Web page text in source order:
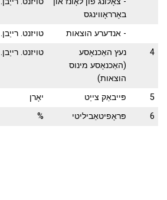
באָרראָווינגס
- אנדערע הוצאות
טויזנט. רייַבן.
4
נעץ האַכנאָסע
(האַכנאָסע מינוס
הוצאות)
טויזנט. רייַבן.
5 פּייבאַק צייַט
יאָרן
6
פּראָפיטאַביליטי %